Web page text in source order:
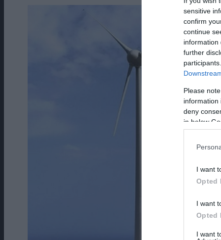
sensitive
confirm
continue
information
further
Please
information
deny
in below
I want
Opted
I want
Opted
I want